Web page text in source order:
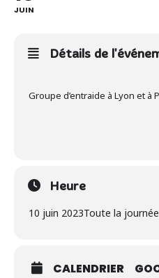
JUIN
Détails de
Groupe d’entraide à Lyon et à
Heure
10 juin 2023Toute la journée
CALENDRIER